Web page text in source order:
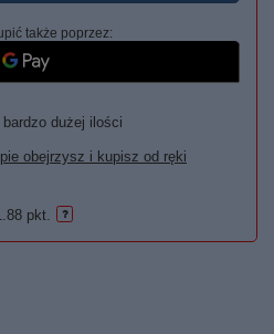
także poprzez:
dużej ilości
obejrzysz i kupisz od ręki
pkt.